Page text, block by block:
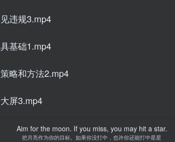
违规3.mp4
基础1.mp4
略和方法2.mp4
屏3.mp4
Aim for the moon. If you miss, you may hit a star.
把月亮作为你的目标。如果你没打中，也许你还能打中星星